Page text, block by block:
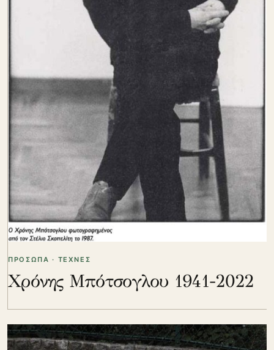
ΠΡΟΣΩΠΑ · ΤΕΧΝΕΣ
Χρόνης Μπότσογλου 1941-2022